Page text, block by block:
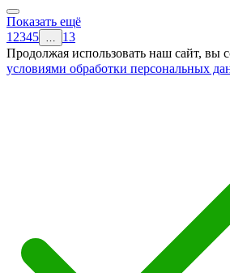
Показать ещё
1 2345
13
Продолжая использовать наш сайт, вы
условиями обработки персональных